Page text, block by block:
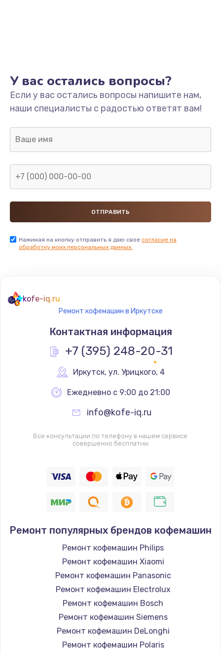
У вас остались вопросы?
Если у вас остались вопросы напишите нам,
наши специалисты с радостью ответят вам!
Нажимая на кнопку отправить я даю свое согласие на
обработку моих персональных данных.
kofe-iq.ru
Ремонт кофемашин в Иркутске
Контактная информация
+7 (395) 248-20-31
Иркутск, ул. Урицкого, 4
Ежедневно с 9:00 до 21:00
info@kofe-iq.ru
Все консультации по телефону в нашем сервисе
совершенно бесплатны
Ремонт популярных брендов кофемашин
Ремонт кофемашин Philips
Ремонт кофемашин Xiaomi
Ремонт кофемашин Panasonic
Ремонт кофемашин Electrolux
Ремонт кофемашин Bosch
Ремонт кофемашин Siemens
Ремонт кофемашин DeLonghi
Ремонт кофемашин Polaris